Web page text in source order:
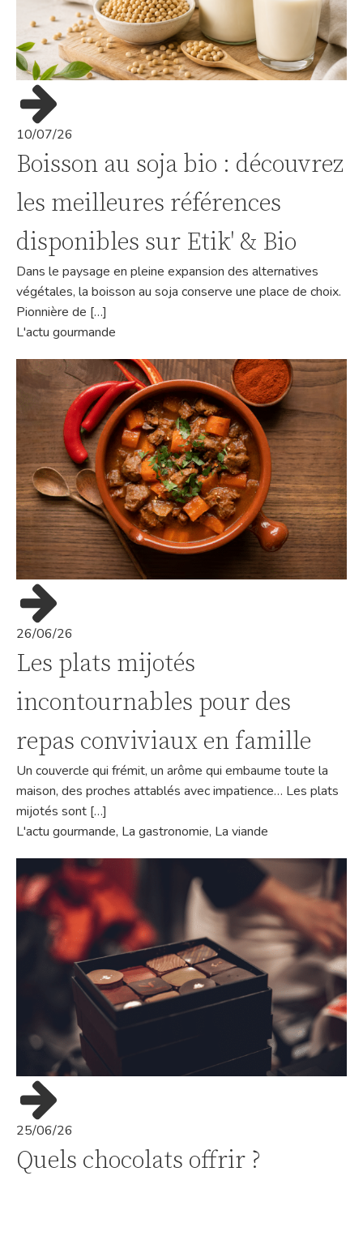
10/07/26
Boisson au soja bio : découvrez
les meilleures références
disponibles sur Etik' & Bio
Dans le paysage en pleine expansion des alternatives
végétales, la boisson au soja conserve une place de choix.
Pionnière de […]
L'actu gourmande
26/06/26
Les plats mijotés
incontournables pour des
repas conviviaux en famille
Un couvercle qui frémit, un arôme qui embaume toute la
maison, des proches attablés avec impatience… Les plats
mijotés sont […]
L'actu gourmande, La gastronomie, La viande
25/06/26
Quels chocolats offrir ?